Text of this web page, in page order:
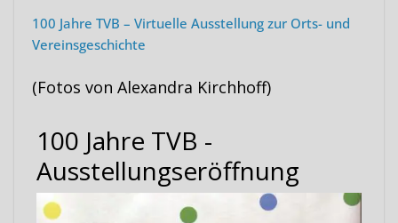
100 Jahre TVB – Virtuelle Ausstellung zur Orts- und
Vereinsgeschichte
(Fotos von Alexandra Kirchhoff)
100 Jahre TVB -
Ausstellungseröffnung